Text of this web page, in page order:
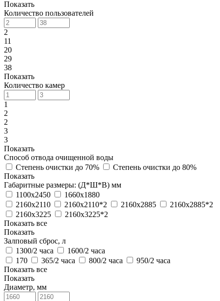
Показать
Количество пользователей
2
11
20
29
38
Показать
Количество камер
1
2
2
3
3
Показать
Способ отвода очищенной воды
Степень очистки до 70%
Степень очистки до 80%
Показать
Габаритные размеры: (Д*Ш*В) мм
1100х2450
1660х1880
2160х2110
2160х2110*2 2160х2885
2160х2885*2
2160х3225
2160х3225*2
Показать все
Показать
Залповый сброс, л
1300/2 часа
1600/2 часа
170
365/2 часа 800/2 часа
950/2 часа
Показать все
Показать
Диаметр, мм